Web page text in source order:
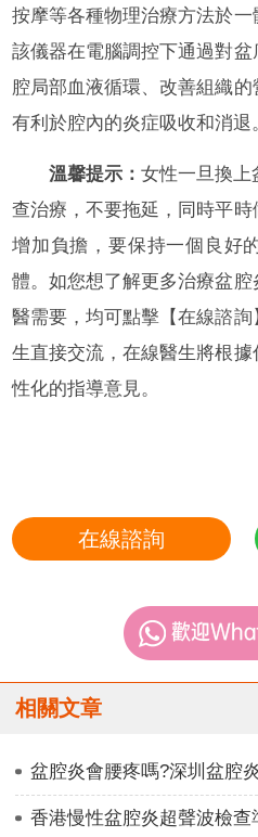
按摩等各種物理治療方法於一
該儀器在電腦調控下通過對
腔局部血液循環、改善組織的
有利於腔內的炎症吸收和消退
溫馨提示：女性一旦換上
查治療，不要拖延，同時平
增加負擔，要保持一個良好
體。如您想了解更多治療盆
醫需要，均可點擊【在線諮
生直接交流，在線醫生將根
性化的指導意見。
在線諮詢
相關文章
盆腔炎會腰疼嗎?深圳盆腔
香港慢性盆腔炎超聲波檢